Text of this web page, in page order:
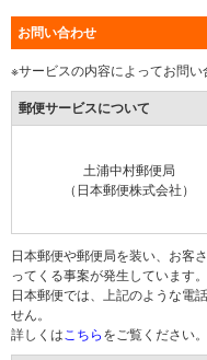
お問い合わせ
※サービスの内容によってお問い
郵便サービスについて
土浦中村郵便局
（日本郵便株式会社）
日本郵便や郵便局を装い、お客
ってくる事案が発生しています。
日本郵便では、上記のような電
せん。
詳しくは こちらをご覧ください。